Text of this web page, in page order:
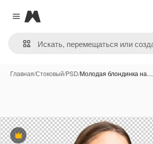
Close menu
Magnific
Главная/Стоковый/PSD/Молодая блондинка на…
Премиум